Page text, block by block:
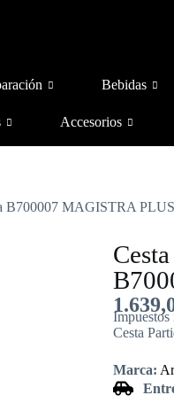
Bebidas
Accesorios
B700007 MAGISTRA
Cesta
Marca: